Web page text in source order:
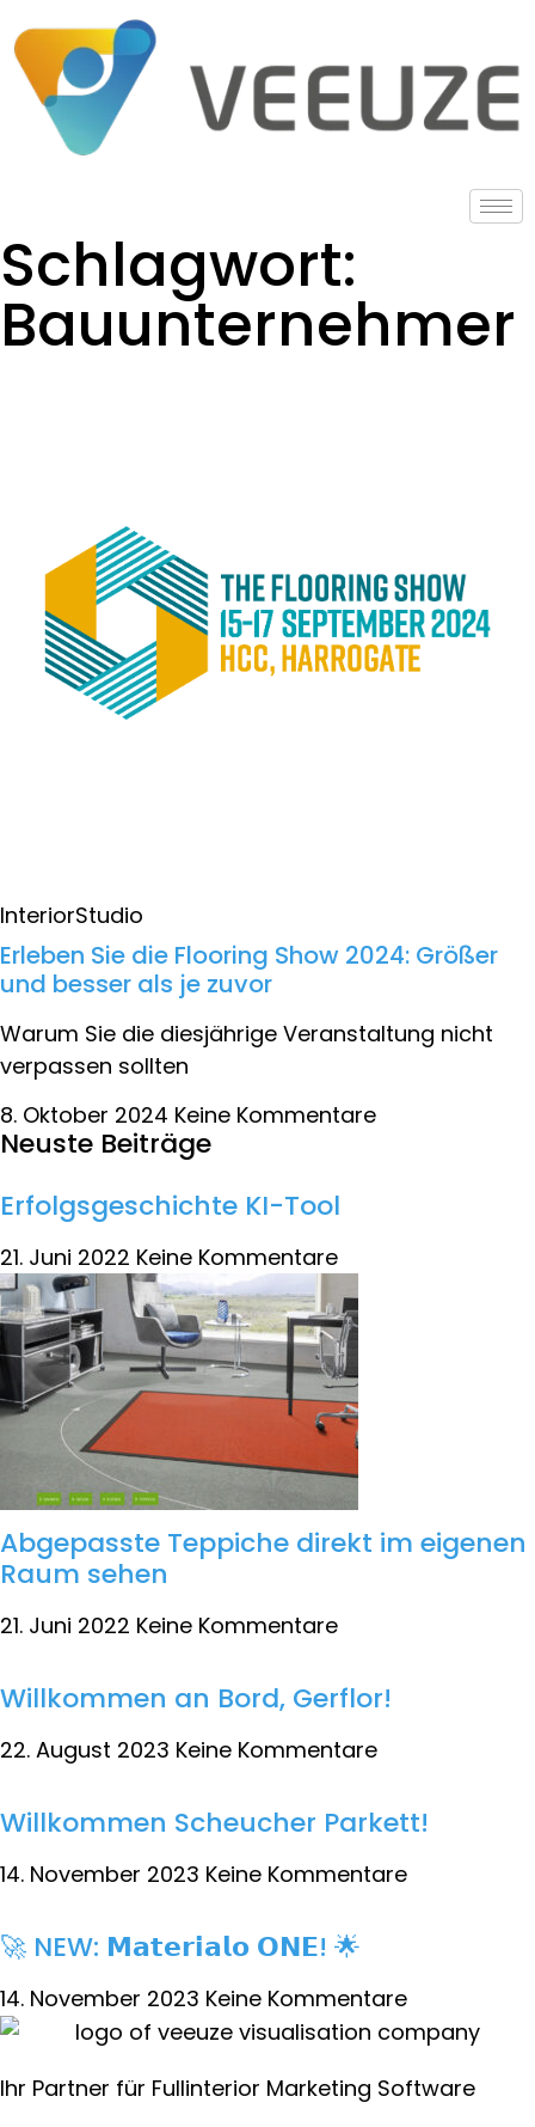
Schlagwort:
Bauunternehmer
InteriorStudio
Erleben Sie die Flooring Show 2024: Größer
und besser als je zuvor
Warum Sie die diesjährige Veranstaltung nicht
verpassen sollten
8. Oktober 2024 Keine Kommentare
Neuste Beiträge
Erfolgsgeschichte KI-Tool
21. Juni 2022 Keine Kommentare
Abgepasste Teppiche direkt im eigenen
Raum sehen
21. Juni 2022 Keine Kommentare
Willkommen an Bord, Gerflor!
22. August 2023 Keine Kommentare
Willkommen Scheucher Parkett!
14. November 2023 Keine Kommentare
🚀 NEW: 𝗠𝗮𝘁𝗲𝗿𝗶𝗮𝗹𝗼 𝗢𝗡𝗘! 🌟
14. November 2023 Keine Kommentare
Ihr Partner für Fullinterior Marketing Software